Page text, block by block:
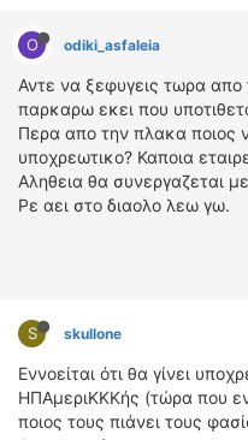
O odiki_asfaleia
Αντε να ξεφυγεις τωρα
παρκαρω εκει που
Περα απο την πλακα ποιος
υποχρεωτικο? Καποια
Αληθεια θα συνεργαζεται
Ρε αει στο διαολο λεω γω.
S skullone
Εννοείται ότι θα γίνει
ΗΠΑμεριΚΚΚής (τώρα που
ποιος τους πιάνει τους